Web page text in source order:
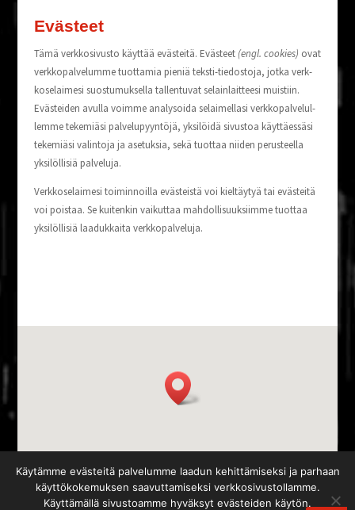
Eväs­teet
Tämä verk­ko­si­vus­to käyt­tää eväs­tei­tä. Eväs­teet (engl. coo­kies) ovat
verk­ko­pal­ve­lum­me tuot­ta­mia pie­niä teks­ti-tie­dos­to­ja, jot­ka verk­
ko­se­lai­me­si suos­tu­muk­sel­la tal­len­tu­vat selain­lait­tee­si muis­tiin.
Eväs­tei­den avul­la voim­me ana­ly­soi­da selai­mel­la­si verk­ko­pal­ve­lul­
lem­me teke­miä­si pal­ve­lu­pyyn­tö­jä, yksi­löi­dä sivus­toa käyt­täes­sä­si
teke­miä­si valin­to­ja ja ase­tuk­sia, sekä tuot­taa nii­den perus­teel­la
yksi­löl­li­siä palveluja.
Verk­ko­se­lai­me­si toi­min­noil­la eväs­teis­tä voi kiel­täy­tyä tai eväs­tei­tä
voi pois­taa. Se kui­ten­kin vai­kut­taa mah­dol­li­suuk­siim­me tuot­taa
yksi­löl­li­siä laa­duk­kai­ta verkkopalveluja.
Käytämme evästeitä palvelumme laadun kehittämiseksi ja parhaan
käyttökokemuksen saavuttamiseksi verkkosivustollamme.
Käyttämällä sivustoamme hyväksyt evästeiden käytön.